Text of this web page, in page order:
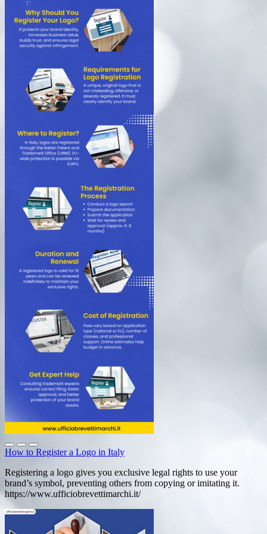
How to Register a Logo in Italy
Registering a logo gives you exclusive legal rights to use your
brand’s symbol, preventing others from copying or imitating it.
https://www.ufficiobrevettimarchi.it/